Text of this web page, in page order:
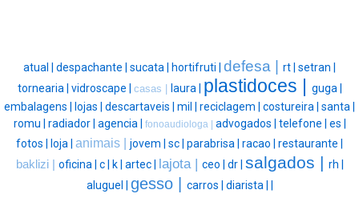
atual | despachante | sucata | hortifruti | defesa | rt | setran |
tornearia | vidroscape | casas | laura | plastidoces | guga |
embalagens |
lojas | descartaveis | mil | reciclagem | costureira | santa |
romu | radiador | agencia | fonoaudiologa | advogados | telefone | es |
fotos |
loja | animais | jovem | sc | parabrisa | racao | restaurante |
baklizi | oficina | c | k | artec | lajota | ceo | dr | salgados | rh |
aluguel | gesso | carros | diarista |